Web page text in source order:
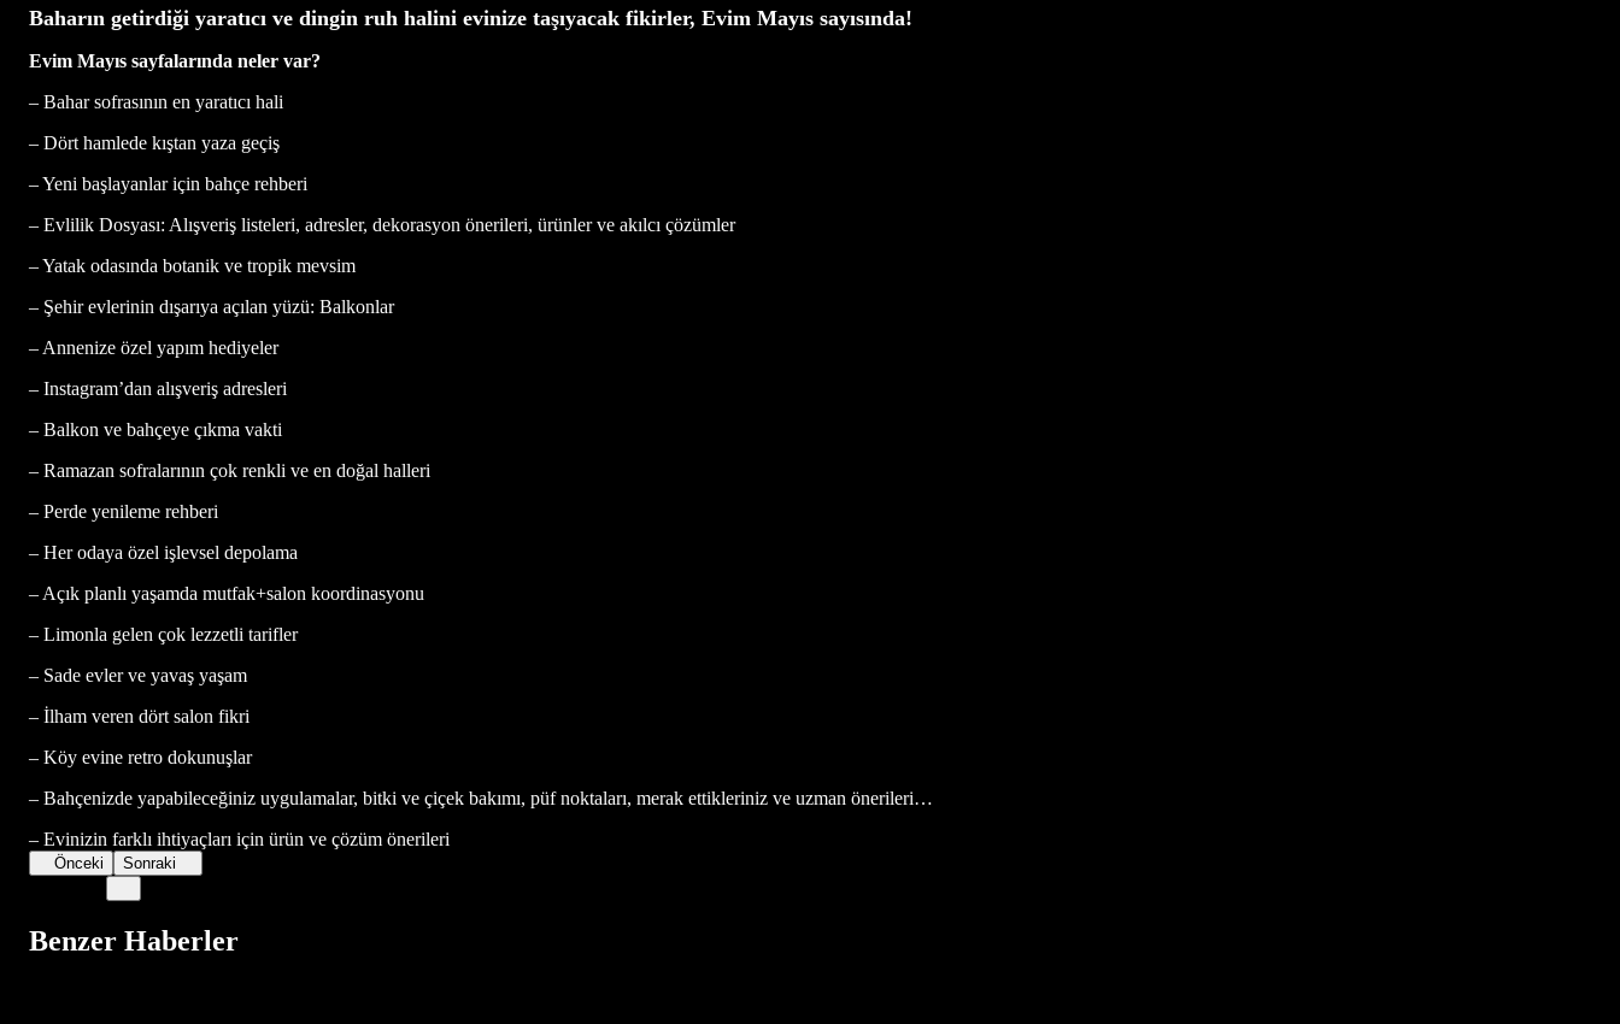
Baharın getirdiği yaratıcı ve dingin ruh halini evinize taşıyacak fikirler, Evim Mayıs sayısında!
Evim Mayıs sayfalarında neler var?
– Bahar sofrasının en yaratıcı hali
– Dört hamlede kıştan yaza geçiş
– Yeni başlayanlar için bahçe rehberi
– Evlilik Dosyası: Alışveriş listeleri, adresler, dekorasyon önerileri, ürünler ve akılcı çözümler
– Yatak odasında botanik ve tropik mevsim
– Şehir evlerinin dışarıya açılan yüzü: Balkonlar
– Annenize özel yapım hediyeler
– Instagram’dan alışveriş adresleri
– Balkon ve bahçeye çıkma vakti
– Ramazan sofralarının çok renkli ve en doğal halleri
– Perde yenileme rehberi
– Her odaya özel işlevsel depolama
– Açık planlı yaşamda mutfak+salon koordinasyonu
– Limonla gelen çok lezzetli tarifler
– Sade evler ve yavaş yaşam
– İlham veren dört salon fikri
– Köy evine retro dokunuşlar
– Bahçenizde yapabileceğiniz uygulamalar, bitki ve çiçek bakımı, püf noktaları, merak ettikleriniz ve uzman önerileri…
– Evinizin farklı ihtiyaçları için ürün ve çözüm önerileri
Önceki Sonraki
Benzer Haberler